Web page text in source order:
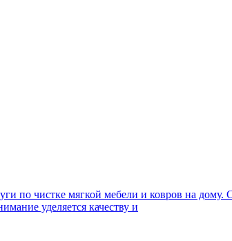
по чистке мягкой мебели и ковров на дому.
уделяется качеству и